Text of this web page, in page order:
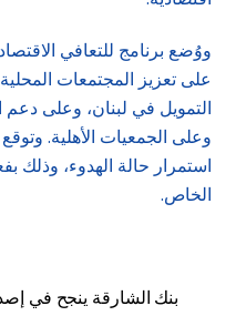
ووُضع برنامج للتعافي
على تعزيز المجتمعات
التمويل في لبنان، وعلى دعم
وعلى الجمعيات الأهلية.
استمرار حالة الهدوء، وذلك
الخاص.